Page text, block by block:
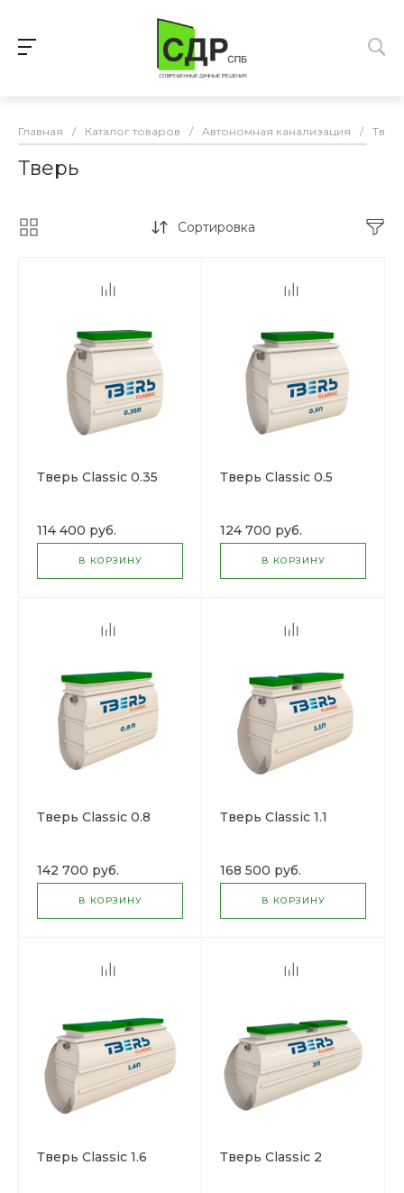
Главная / Каталог товаров / Автономная канализация /
Тверь
Сортировка
Тверь Classic 0.35
114 400 руб.
В КОРЗИНУ
Тверь Classic 0.5
124 700 руб.
В КОРЗИНУ
Тверь Classic 0.8
142 700 руб.
В КОРЗИНУ
Тверь Classic 1.1
168 500 руб.
В КОРЗИНУ
Тверь Classic 1.6 Тверь Classic 2